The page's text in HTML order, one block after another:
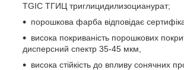
TGIC ТГИЦ триглицидилизоцианурат;
порошкова фарба відповідає
висока покриваність порошкових
дисперсний спектр 35-45 мкм,
висока стійкість до впливу сонячних